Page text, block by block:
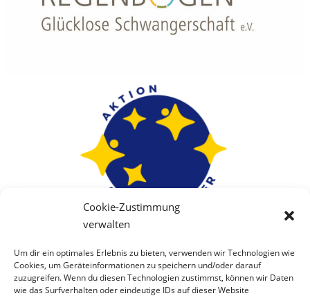
Cookie-Zustimmung
verwalten
Um dir ein optimales Erlebnis zu bieten, verwenden wir Technologien wie
Cookies, um Geräteinformationen zu speichern und/oder darauf
zuzugreifen. Wenn du diesen Technologien zustimmst, können wir Daten
wie das Surfverhalten oder eindeutige IDs auf dieser Website